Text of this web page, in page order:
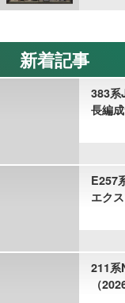
新着記事
383系
長編
E257
エク
211系
（